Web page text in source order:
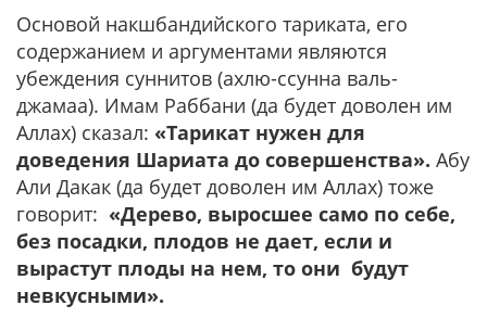
Основой накшбандийского тариката, его
содержанием и аргументами являются
убеждения суннитов (ахлю-ссунна валь-
джамаа). Имам Раббани (да будет доволен им
Аллах) сказал: «Тарикат нужен для
доведения Шариата до совершенства». Абу
Али Дакак (да будет доволен им Аллах) тоже
говорит: «Дерево, выросшее само по себе,
без посадки, плодов не дает, если и
вырастут плоды на нем, то они будут
невкусными».